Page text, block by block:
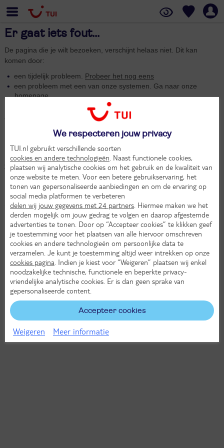
Er gaat iets fout...
De pagina die je wilt bezoeken, verschijnt helaas niet. Dit kan
komen door:
een tijdelijk probleem. Probeer het nog eens
een probleem met een van onze systemen. Ga naar onze
homepage.
Excuses voor het ongemak,
TUI
Jouw reis boeken
Blijft de fout optreden en wil je nu jouw reis boeken? HetTUI
Customer Services Centerhelpt je graag.
We respecteren jouw privacy
TUI.nl gebruikt verschillende soorten
cookies en andere technologieën . Naast functionele cookies,
plaatsen wij analytische cookies om het gebruik en de kwaliteit van
onze website te meten. Voor een betere gebruikservaring, het
tonen van gepersonaliseerde aanbiedingen en om de ervaring op
social media platformen te verbeteren
delen wij jouw gegevens met 24 partners . Hiermee maken we het
derden mogelijk om jouw gedrag te volgen en daarop afgestemde
advertenties te tonen. Door op “Accepteer cookies” te klikken geef
je toestemming voor het plaatsen van alle hiervoor omschreven
cookies en andere technologieën om persoonlijke data te
verzamelen. Je kunt je toestemming altijd weer intrekken op onze
cookies pagina . Indien je kiest voor “Weigeren” plaatsen wij enkel
noodzakelijke technische, functionele en beperkte privacy-
vriendelijke analytische cookies. Er is dan geen sprake van
gepersonaliseerde content.
Accepteer cookies
Weigeren Meer informatie